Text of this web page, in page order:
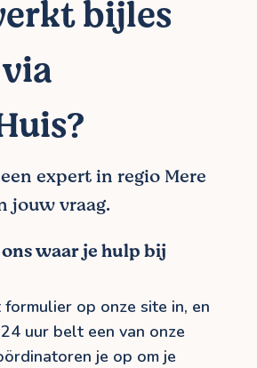
bijles
expert in regio Mere
jouw vraag.
waar je hulp bij
op onze site in, en
uur belt een van onze
je op om je